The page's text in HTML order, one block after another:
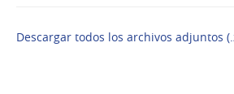
Descargar todos los archivos adjuntos